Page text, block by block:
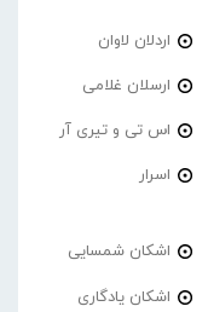
اردلان لاوان
ارسلان غلامی
اس تی و تیری آر
اسرار
اشکان شمسایی
اشکان یادگاری